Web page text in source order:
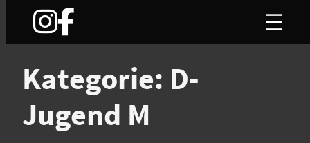
Inhalt
Kategorie: D-
Jugend M